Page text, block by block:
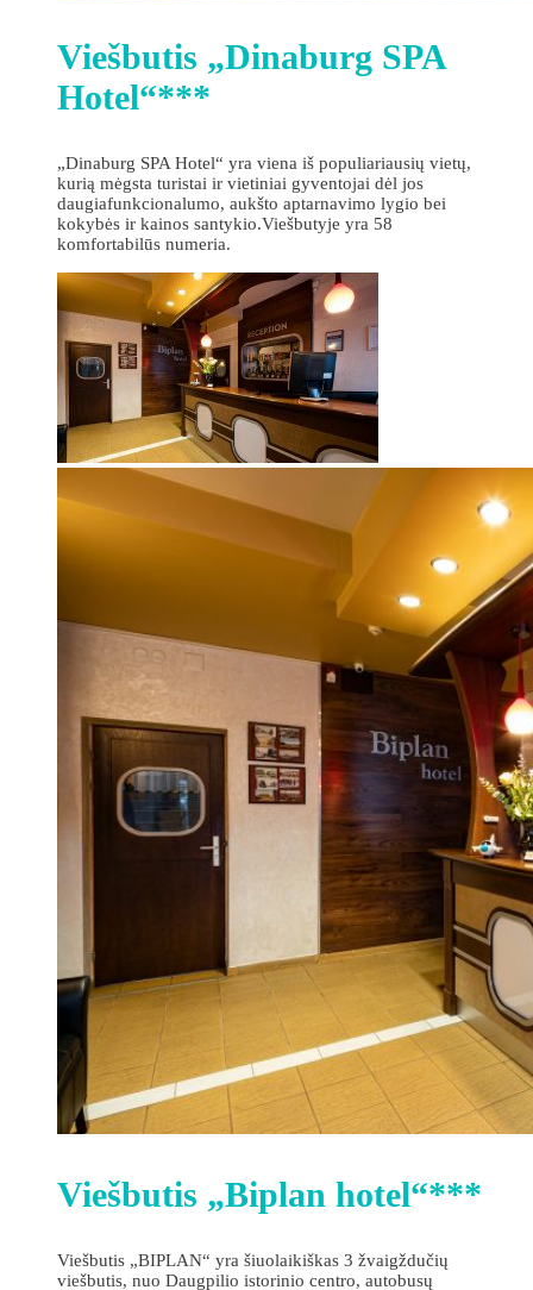
Viešbutis „Dinaburg SPA
Hotel“***
„Dinaburg SPA Hotel“ yra viena iš populiariausių vietų,
kurią mėgsta turistai ir vietiniai gyventojai dėl jos
daugiafunkcionalumo, aukšto aptarnavimo lygio bei
kokybės ir kainos santykio.Viešbutyje yra 58
komfortabilūs numeria.
Viešbutis „Biplan hotel“***
Viešbutis „BIPLAN“ yra šiuolaikiškas 3 žvaigždučių
viešbutis, nuo Daugpilio istorinio centro, autobusų